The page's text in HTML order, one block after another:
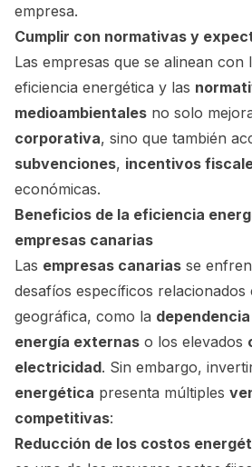
empresa.
Cumplir con normativas y
Las empresas que se alinean con
eficiencia energética y las
medioambientales no solo
corporativa, sino que también
subvenciones, incentivos
económicas.
Beneficios de la eficiencia
empresas canarias
Las empresas canarias se
desafíos específicos
geográfica, como la
energía externas o los elevados
electricidad. Sin embargo,
energética presenta múltiples
competitivas:
Reducción de los costos